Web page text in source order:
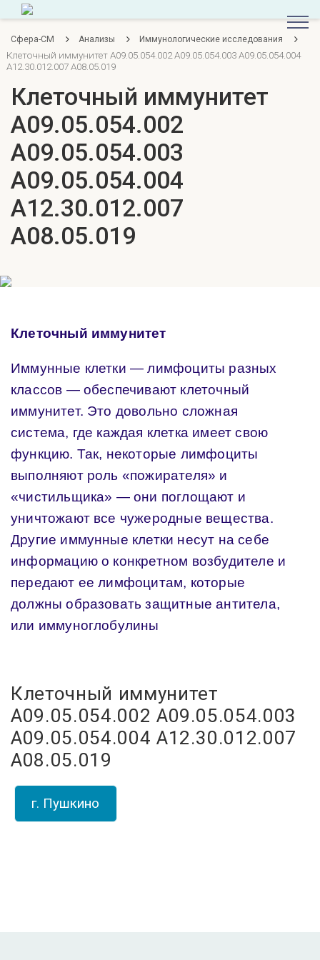
Сфера-СМ Анализы Иммунологические исследования
Клеточный иммунитет A09.05.054.002 A09.05.054.003 A09.05.054.004
A12.30.012.007 A08.05.019
Клеточный иммунитет
A09.05.054.002
A09.05.054.003
A09.05.054.004
A12.30.012.007
A08.05.019
Клеточный иммунитет
Иммунные клетки — лимфоциты разных
классов — обеспечивают клеточный
иммунитет. Это довольно сложная
система, где каждая клетка имеет свою
функцию. Так, некоторые лимфоциты
выполняют роль «пожирателя» и
«чистильщика» — они поглощают и
уничтожают все чужеродные вещества.
Другие иммунные клетки несут на себе
информацию о конкретном возбудителе и
передают ее лимфоцитам, которые
должны образовать защитные антитела,
или иммуноглобулины
Клеточный иммунитет
A09.05.054.002 A09.05.054.003
A09.05.054.004 A12.30.012.007
A08.05.019
г. Пушкино